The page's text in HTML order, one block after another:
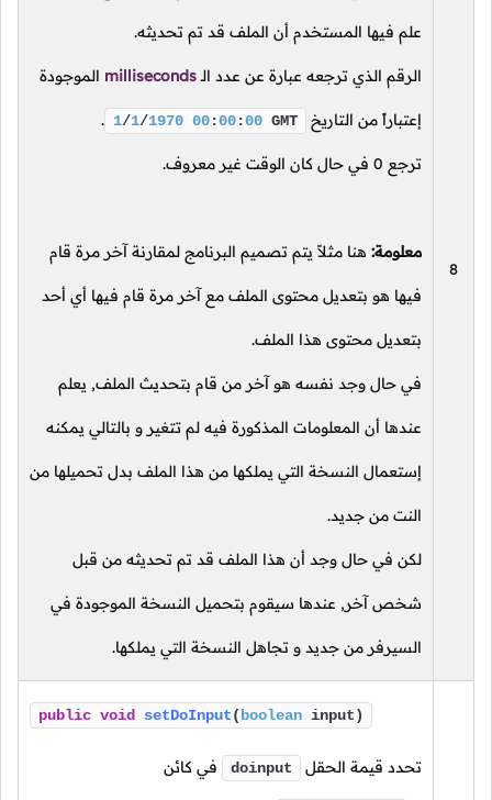
8
علم فيها المستخدم أن الملف قد تم تحديثه.
الرقم الذي ترجعه عبارة عن عدد الـmilliseconds الموجودة
إعتباراً من التاريخ 1/1/1970 00:00:00 GMT
.
ترجع 0 في حال كان الوقت غير معروف.
معلومة: هنا مثلاً يتم تصميم البرنامج لمقارنة آخر مرة قام
فيها هو بتعديل محتوى الملف مع آخر مرة قام فيها أي أحد
بتعديل محتوى هذا الملف.
في حال وجد نفسه هو آخر من قام بتحديث الملف, يعلم
عندها أن المعلومات المذكورة فيه لم تتغير و بالتالي يمكنه
إستعمال النسخة التي يملكها من هذا الملف بدل تحميلها من
النت من جديد.
لكن في حال وجد أن هذا الملف قد تم تحديثه من قبل
شخص آخر, عندها سيقوم بتحميل النسخة الموجودة في
السيرفر من جديد و تجاهل النسخة التي يملكها.
public void setDoInput( boolean input)
تحدد قيمة الحقل doinput في كائن